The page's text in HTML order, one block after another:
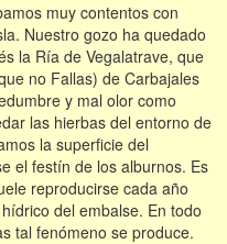
muy contentos con
Nuestro gozo ha quedado
la Ría de Vegalatrave, que
no Fallas) de Carbajales
y mal olor como
las hierbas del entorno de
la superficie del
el festín de los alburnos. Es
reproducirse cada año
del embalse. En todo
tal fenómeno se produce.